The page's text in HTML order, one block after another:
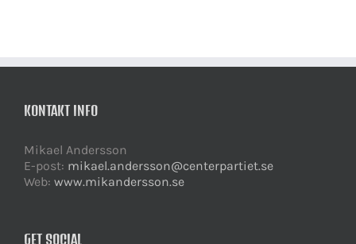
KONTAKT INFO
Mikael Andersson
E-post: mikael.andersson@centerpartiet.se
Web: www.mikandersson.se
GET SOCIAL